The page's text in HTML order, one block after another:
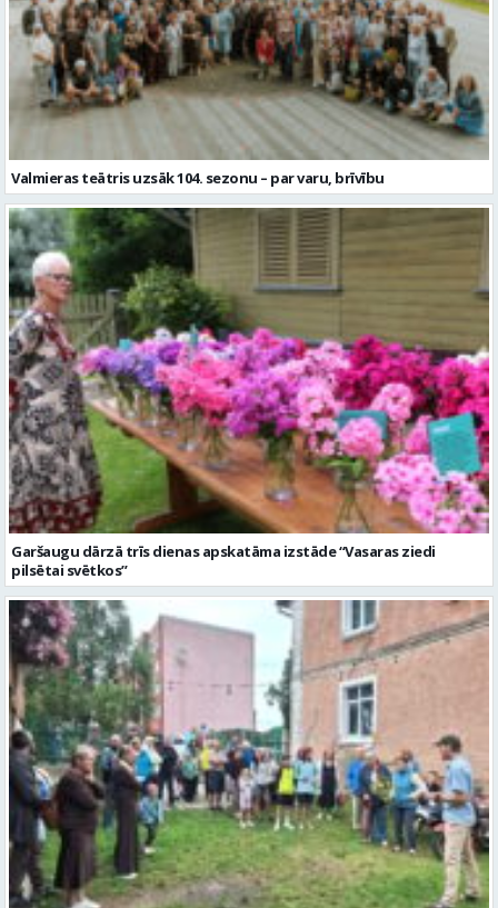
Valmieras teātris uzsāk 104. sezonu – par varu, brīvību
Garšaugu dārzā trīs dienas apskatāma izstāde “Vasaras ziedi
pilsētai svētkos”
Valmieras dzimšanas diena sākas ar Krāču kakta svētkiem